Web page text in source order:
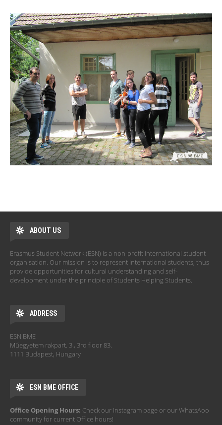
ABOUT US
Erasmus Student Network (ESN) is a non-profit international student
organisation. Our mission is to represent international students, thus
provide opportunities for cultural understanding and self-
development under the principle of Students Helping Students.
ADDRESS
ESN BME
Műegyetem rakpart. 3., 3rd floor 83.
1111 Budapest, Hungary
ESN BME OFFICE
Office Opening Hours: Check our Instagram page or our WhatsAoo
community for current Office hours!